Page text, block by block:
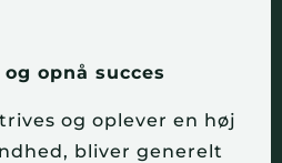
opnå succes
og oplever en høj
bliver generelt